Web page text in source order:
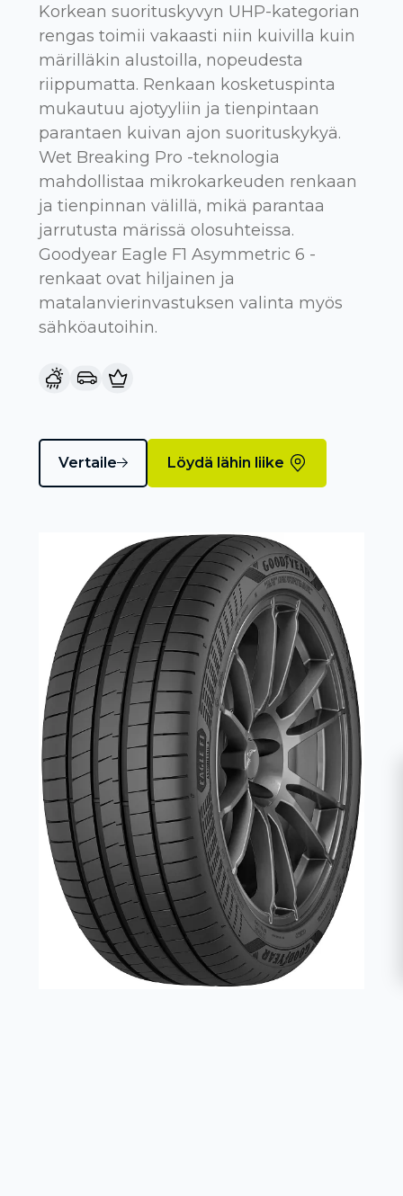
Korkean suorituskyvyn UHP-kategorian
rengas toimii vakaasti niin kuivilla kuin
märilläkin alustoilla, nopeudesta
riippumatta. Renkaan kosketuspinta
mukautuu ajotyyliin ja tienpintaan
parantaen kuivan ajon suorituskykyä.
Wet Breaking Pro -teknologia
mahdollistaa mikrokarkeuden renkaan
ja tienpinnan välillä, mikä parantaa
jarrutusta märissä olosuhteissa.
Goodyear Eagle F1 Asymmetric 6 -
renkaat ovat hiljainen ja
matalanvierinvastuksen valinta myös
sähköautoihin.
Vertaile Löydä lähin liike